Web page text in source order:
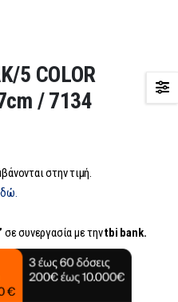
5 COLOR
/ 7134
στην τιμή.
σε συνεργασία με τηνtbi bank.